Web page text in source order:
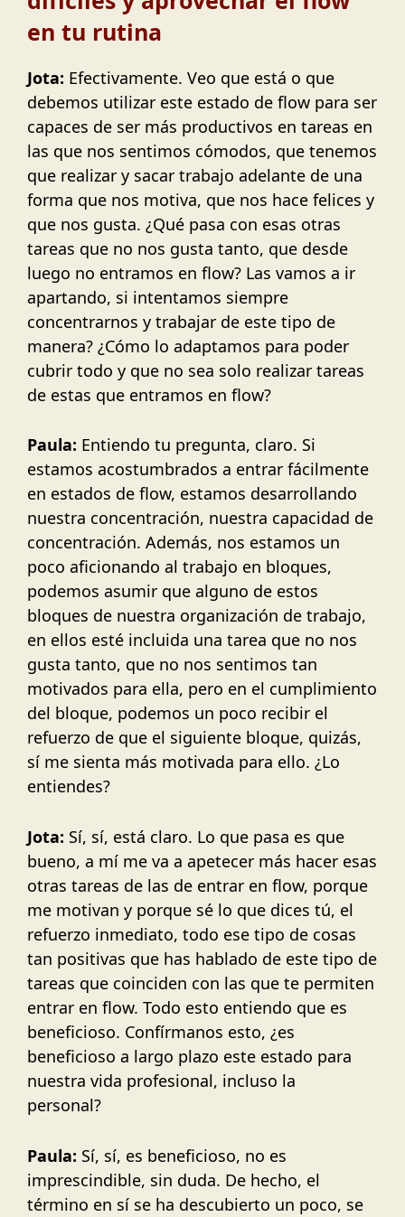
en tu rutina
Jota: Efectivamente. Veo que está o que
debemos utilizar este estado de flow para ser
capaces de ser más productivos en tareas en
las que nos sentimos cómodos, que tenemos
que realizar y sacar trabajo adelante de una
forma que nos motiva, que nos hace felices y
que nos gusta. ¿Qué pasa con esas otras
tareas que no nos gusta tanto, que desde
luego no entramos en flow? Las vamos a ir
apartando, si intentamos siempre
concentrarnos y trabajar de este tipo de
manera? ¿Cómo lo adaptamos para poder
cubrir todo y que no sea solo realizar tareas
de estas que entramos en flow?
Paula: Entiendo tu pregunta, claro. Si
estamos acostumbrados a entrar fácilmente
en estados de flow, estamos desarrollando
nuestra concentración, nuestra capacidad de
concentración. Además, nos estamos un
poco aficionando al trabajo en bloques,
podemos asumir que alguno de estos
bloques de nuestra organización de trabajo,
en ellos esté incluida una tarea que no nos
gusta tanto, que no nos sentimos tan
motivados para ella, pero en el cumplimiento
del bloque, podemos un poco recibir el
refuerzo de que el siguiente bloque, quizás,
sí me sienta más motivada para ello. ¿Lo
entiendes?
Jota: Sí, sí, está claro. Lo que pasa es que
bueno, a mí me va a apetecer más hacer esas
otras tareas de las de entrar en flow, porque
me motivan y porque sé lo que dices tú, el
refuerzo inmediato, todo ese tipo de cosas
tan positivas que has hablado de este tipo de
tareas que coinciden con las que te permiten
entrar en flow. Todo esto entiendo que es
beneficioso. Confírmanos esto, ¿es
beneficioso a largo plazo este estado para
nuestra vida profesional, incluso la
personal?
Paula: Sí, sí, es beneficioso, no es
imprescindible, sin duda. De hecho, el
término en sí se ha descubierto un poco, se